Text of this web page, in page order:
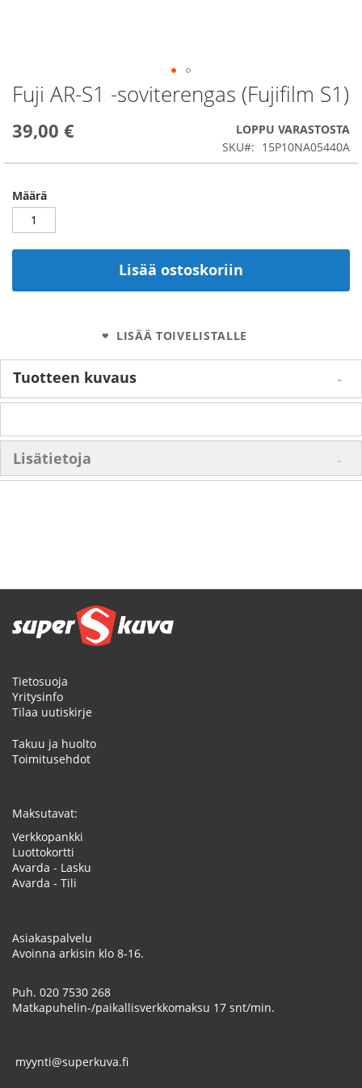
Fuji AR-S1 -soviterengas (Fujifilm S1)
39,00 €
LOPPU VARASTOSTA
SKU
15P10NA05440A
Määrä
Lisää ostoskoriin
LISÄÄ TOIVELISTALLE
Skip
to
beginning
the
gallery
Tuotteen kuvaus
Lisätietoja
Tietosuoja
Yritysinfo
Tilaa uutiskirje
Takuu ja huolto
Toimitusehdot
Maksutavat:
Verkkopankki
Luottokortti
Avarda - Lasku
Avarda - Tili
Asiakaspalvelu
Avoinna arkisin klo 8-16.
Puh. 020 7530 268
Matkapuhelin-/paikallisverkkomaksu 17 snt/min.
myynti@superkuva.fi